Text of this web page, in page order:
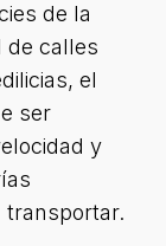
de la
de calles
el
ser
y
transportar.